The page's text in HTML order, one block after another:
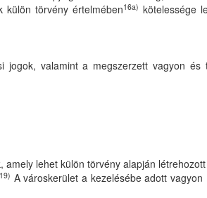
külön törvény értelmében16a) kötelessége
valamint a megszerzett vagyon
lehet külön törvény alapján
19) A városkerület a kezelésébe adott